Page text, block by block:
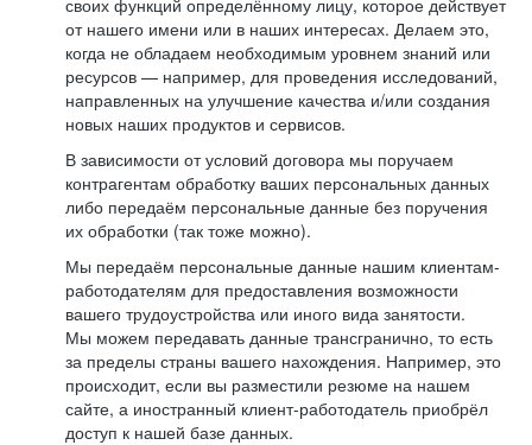
своих функций определённому лицу, которое действует
от нашего имени или в наших интересах. Делаем это,
когда не обладаем необходимым уровнем знаний или
ресурсов — например, для проведения исследований,
направленных на улучшение качества и/или создания
новых наших продуктов и сервисов.
В зависимости от условий договора мы поручаем
контрагентам обработку ваших персональных данных
либо передаём персональные данные без поручения
их обработки (так тоже можно).
Мы передаём персональные данные нашим клиентам-
работодателям для предоставления возможности
вашего трудоустройства или иного вида занятости.
Мы можем передавать данные трансгранично, то есть
за пределы страны вашего нахождения. Например, это
происходит, если вы разместили резюме на нашем
сайте, а иностранный клиент-работодатель приобрёл
доступ к нашей базе данных.